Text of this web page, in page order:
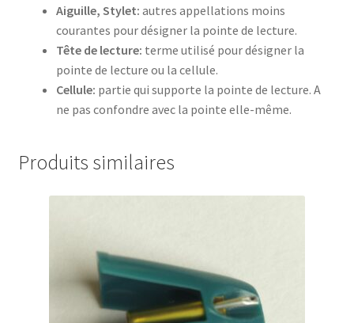
Aiguille, Stylet: autres appellations moins
courantes pour désigner la pointe de lecture.
Tête de lecture: terme utilisé pour désigner la
pointe de lecture ou la cellule.
Cellule: partie qui supporte la pointe de lecture. A
ne pas confondre avec la pointe elle-même.
Produits similaires